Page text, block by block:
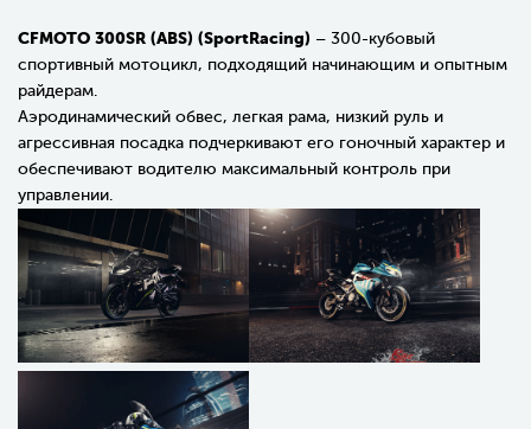
CFMOTO 300SR (ABS) (SportRacing) – 300-кубовый
спортивный мотоцикл, подходящий начинающим и опытным
райдерам.
Аэродинамический обвес, легкая рама, низкий руль и
агрессивная посадка подчеркивают его гоночный характер и
обеспечивают водителю максимальный контроль при
управлении.